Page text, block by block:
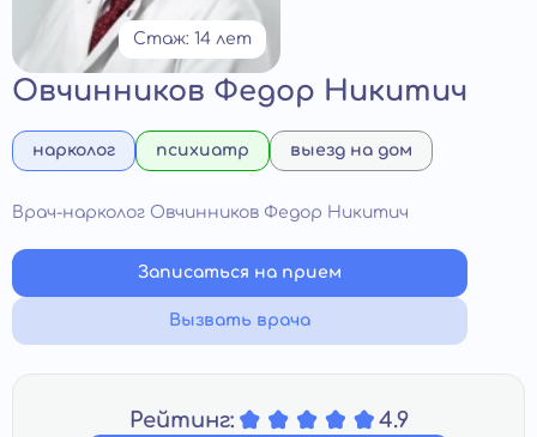
Стаж: 14 лет
Овчинников Федор Никитич
нарколог психиатр выезд на дом
Врач-нарколог Овчинников Федор Никитич
Записаться на прием
Вызвать врача
Рейтинг: 4.9